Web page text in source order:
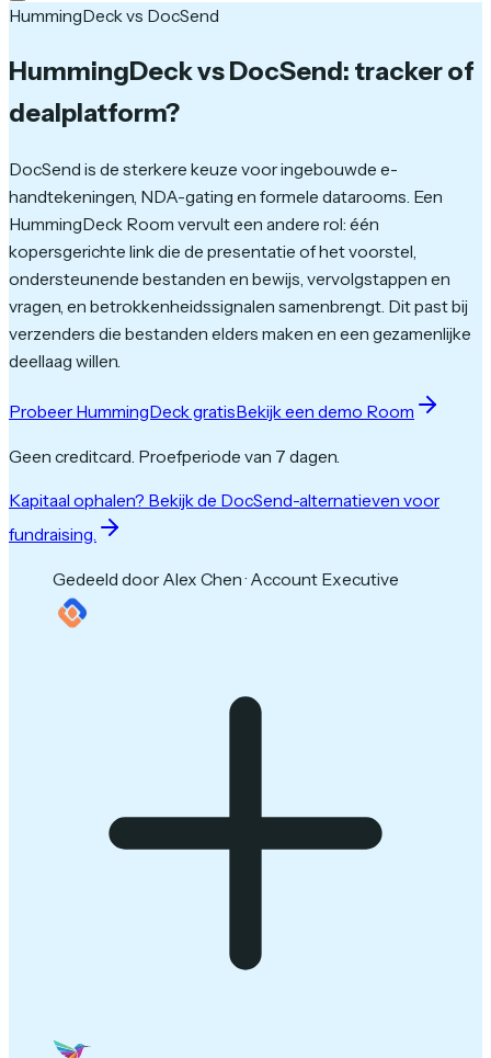
HummingDeck vs DocSend
HummingDeck vs DocSend: tracker of
dealplatform?
DocSend is de sterkere keuze voor ingebouwde e-
handtekeningen, NDA-gating en formele datarooms. Een
HummingDeck Room vervult een andere rol: één
kopersgerichte link die de presentatie of het voorstel,
ondersteunende bestanden en bewijs, vervolgstappen en
vragen, en betrokkenheidssignalen samenbrengt. Dit past bij
verzenders die bestanden elders maken en een gezamenlijke
deellaag willen.
Probeer HummingDeck gratisBekijk een demo Room
Geen creditcard. Proefperiode van 7 dagen.
Kapitaal ophalen? Bekijk de DocSend-alternatieven voor
fundraising.
Gedeeld door Alex Chen · Account Executive